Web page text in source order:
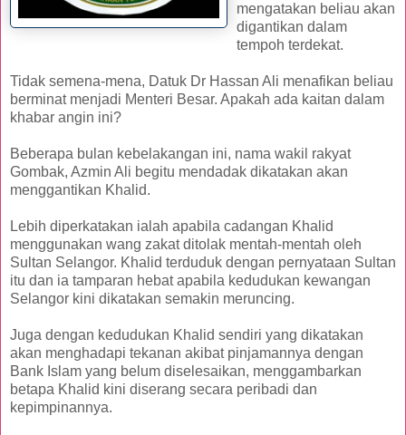
mengatakan beliau akan
digantikan dalam
tempoh terdekat.
Tidak semena-mena, Datuk Dr Hassan Ali menafikan beliau
berminat menjadi Menteri Besar. Apakah ada kaitan dalam
khabar angin ini?
Beberapa bulan kebelakangan ini, nama wakil rakyat
Gombak, Azmin Ali begitu mendadak dikatakan akan
menggantikan Khalid.
Lebih diperkatakan ialah apabila cadangan Khalid
menggunakan wang zakat ditolak mentah-mentah oleh
Sultan Selangor. Khalid terduduk dengan pernyataan Sultan
itu dan ia tamparan hebat apabila kedudukan kewangan
Selangor kini dikatakan semakin meruncing.
Juga dengan kedudukan Khalid sendiri yang dikatakan
akan menghadapi tekanan akibat pinjamannya dengan
Bank Islam yang belum diselesaikan, menggambarkan
betapa Khalid kini diserang secara peribadi dan
kepimpinannya.